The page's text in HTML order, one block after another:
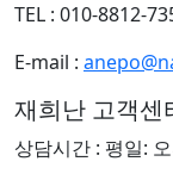
TEL : 010-8812-
E-mail :
재희난 고객센
상담시간 : 평일: